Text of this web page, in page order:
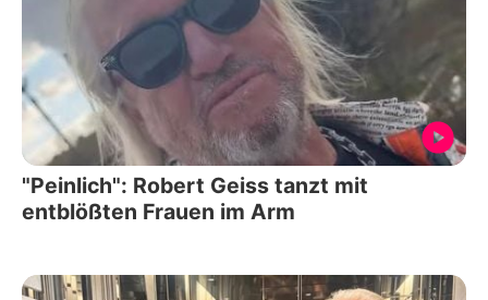
"Peinlich": Robert Geiss tanzt mit
entblößten Frauen im Arm